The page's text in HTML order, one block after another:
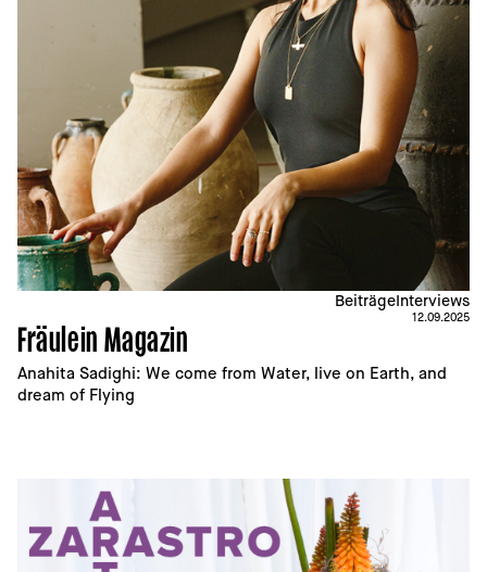
Fräulein Magazin
Anahita Sadighi: We come from Water, live on Earth, and
dream of Flying
BeiträgeInterviews
12.09.2025